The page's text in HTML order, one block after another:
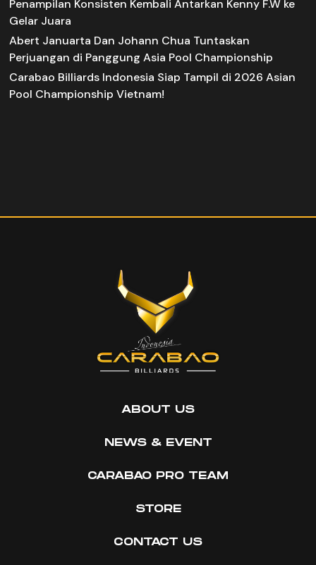
Penampilan Konsisten Kembali Antarkan Kenny F.W ke
Gelar Juara
Abert Januarta Dan Johann Chua Tuntaskan
Perjuangan di Panggung Asia Pool Championship
Carabao Billiards Indonesia Siap Tampil di 2026 Asian
Pool Championship Vietnam!
ABOUT US
NEWS & EVENT
CARABAO PRO TEAM
STORE
CONTACT US